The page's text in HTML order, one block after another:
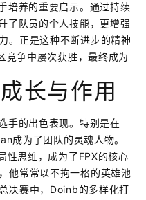
培养的重要启示。通过持续
了队员的个人技能，更增强
。正是这种不断进步的精神
竞争中屡次获胜，最终成为
长与作用
手的出色表现。特别是在
成为了团队的灵魂人物。
性思维，成为了FPX的核心
他常常以不拘一格的英雄池
决赛中，Doinb的多样化打